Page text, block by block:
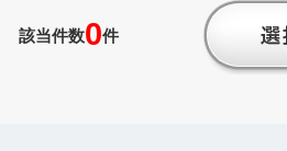
該当件数0件